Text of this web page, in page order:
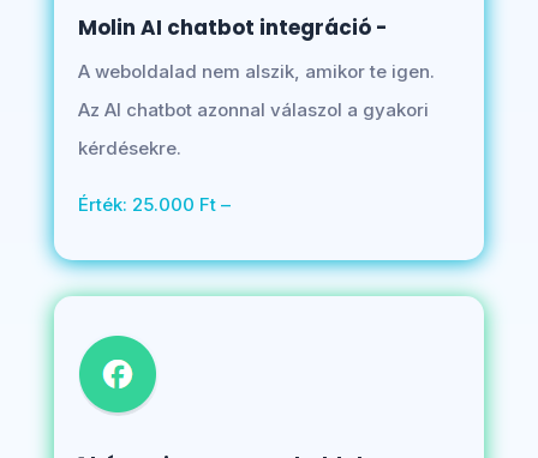
Molin AI chatbot integráció -
A weboldalad nem alszik, amikor te igen.
Az AI chatbot azonnal válaszol a gyakori
kérdésekre.
Érték: 25.000 Ft –